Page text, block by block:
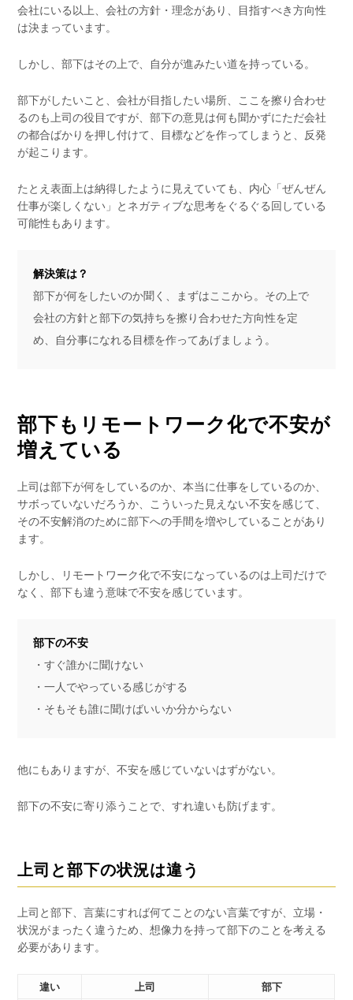
会社にいる以上、会社の方針・理念があり、目指すべき方向性
は決まっています。
しかし、部下はその上で、自分が進みたい道を持っている。
部下がしたいこと、会社が目指したい場所、ここを擦り合わせ
るのも上司の役目ですが、部下の意見は何も聞かずにただ会社
の都合ばかりを押し付けて、目標などを作ってしまうと、反発
が起こります。
たとえ表面上は納得したように見えていても、内心「ぜんぜん
仕事が楽しくない」とネガティブな思考をぐるぐる回している
可能性もあります。
解決策は？
部下が何をしたいのか聞く、まずはここから。その上で
会社の方針と部下の気持ちを擦り合わせた方向性を定
め、自分事になれる目標を作ってあげましょう。
部下もリモートワーク化で不安が
増えている
上司は部下が何をしているのか、本当に仕事をしているのか、
サボっていないだろうか、こういった見えない不安を感じて、
その不安解消のために部下への手間を増やしていることがあり
ます。
しかし、リモートワーク化で不安になっているのは上司だけで
なく、部下も違う意味で不安を感じています。
部下の不安
・すぐ誰かに聞けない
・一人でやっている感じがする
・そもそも誰に聞けばいいか分からない
他にもありますが、不安を感じていないはずがない。
部下の不安に寄り添うことで、すれ違いも防げます。
上司と部下の状況は違う
上司と部下、言葉にすれば何てことのない言葉ですが、立場・
状況がまったく違うため、想像力を持って部下のことを考える
必要があります。
違い 上司 部下